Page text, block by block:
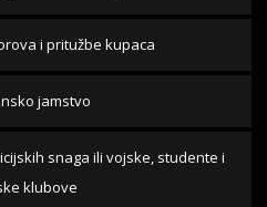
i pritužbe kupaca
jamstvo
snaga ili vojske, studente i
klubove